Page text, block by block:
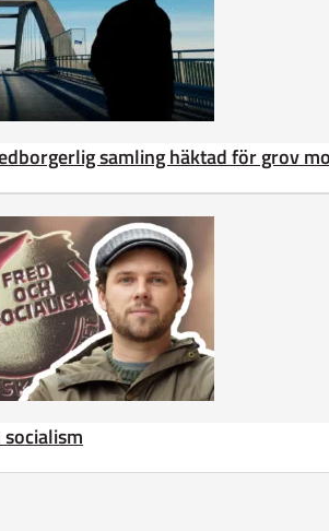
samling häktad för grov